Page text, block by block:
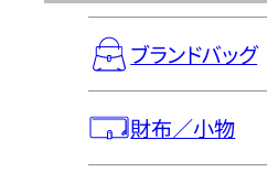
ブランドバッグ
財布／小物